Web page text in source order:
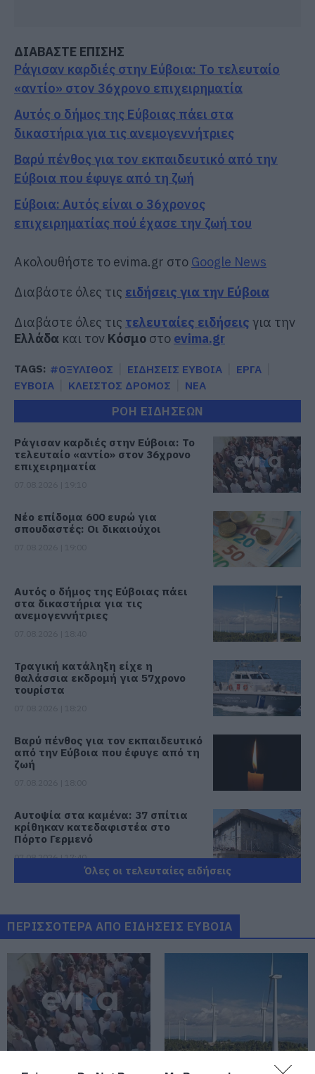
ΔΙΑΒΑΣΤΕ ΕΠΙΣΗΣ
Ράγισαν καρδιές στην Εύβοια: Το τελευταίο
«αντίο» στον 36χρονο επιχειρηματία
Αυτός ο δήμος της Εύβοιας πάει στα
δικαστήρια για τις ανεμογεννήτριες
Βαρύ πένθος για τον εκπαιδευτικό από την
Εύβοια που έφυγε από τη ζωή
Εύβοια: Αυτός είναι ο 36χρονος
επιχειρηματίας πού έχασε την ζωή του
Ακολουθήστε το evima.gr στο Google News
Διαβάστε όλες τις ειδήσεις για την Εύβοια
Διαβάστε όλες τις τελευταίες ειδήσεις για την
Ελλάδα και τον Κόσμο στο evima.gr
TAGS: #ΟΞΥΛΙΘΟΣ ΕΙΔΗΣΕΙΣ ΕΥΒΟΙΑ
ΕΡΓΑ
ΕΥΒΟΙΑ
ΚΛΕΙΣΤΟΣ ΔΡΟΜΟΣ ΝΕΑ
ΡΟΗ ΕΙΔΗΣΕΩΝ
Ράγισαν καρδιές στην Εύβοια: Το
τελευταίο «αντίο» στον 36χρονο
επιχειρηματία
Νέο επίδομα 600 ευρώ για
σπουδαστές: Οι δικαιούχοι
Αυτός ο δήμος της Εύβοιας πάει
στα δικαστήρια για τις
ανεμογεννήτριες
Τραγική κατάληξη είχε η
θαλάσσια εκδρομή για 57χρονο
τουρίστα
Βαρύ πένθος για τον εκπαιδευτικό
από την Εύβοια που έφυγε από τη
ζωή
Αυτοψία στα καμένα: 37 σπίτια
κρίθηκαν κατεδαφιστέα στο
Πόρτο Γερμενό
07.08.2026 | 17:40
ζωή του
07.08.2026 | 17:20
Οδηγός λεωφορείου υπέστη
καρδιακό επεισόδιο ενώ οδηγούσε
07.08.2026 | 17:00
Αυγουστιάτικη απόβαση στην
Εύβοια – «Κόκκινο» πριν από την
Όλες οι τελευταίες ειδήσεις
ΠΕΡΙΣΣΟΤΕΡΑ ΑΠΟ ΕΙΔΗΣΕΙΣ ΕΥΒΟΙΑ